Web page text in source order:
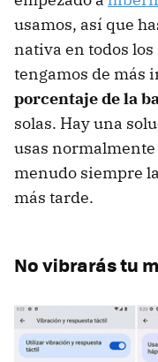
usamos, así que
nativa en todos
tengamos de más
porcentaje de la
solas. Hay una
usas normalmente
menudo siempre
más tarde.
No vibrarás tu